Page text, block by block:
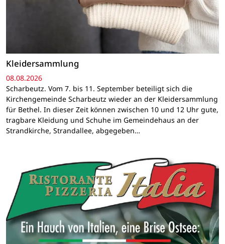
Kleidersammlung
08.08.2026
Scharbeutz. Vom 7. bis 11. September beteiligt sich die
Kirchengemeinde Scharbeutz wieder an der Kleidersammlung
für Bethel. In dieser Zeit können zwischen 10 und 12 Uhr gute,
tragbare Kleidung und Schuhe im Gemeindehaus an der
Strandkirche, Strandallee, abgegeben…